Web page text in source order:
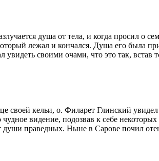
душа от тела, и когда просил о
лежал и кончался. Душа его была
своими очами, что это так, встав
своей кельи, о. Филарет Глинский
видение, подозвав к себе
души праведных. Ныне в Сарове почил